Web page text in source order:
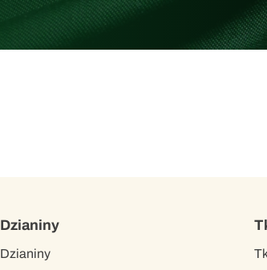
Dzianiny
Dzianiny